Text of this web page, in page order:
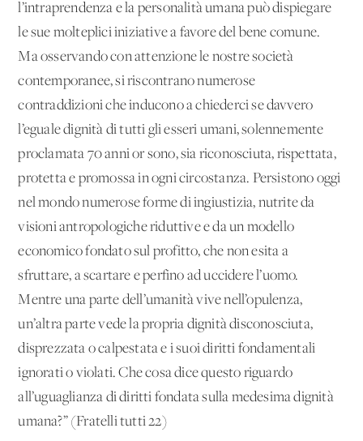
l’intraprendenza e la personalità umana può dispiegare
le sue molteplici iniziative a favore del bene comune.
Ma osservando con attenzione le nostre società
contemporanee, si riscontrano numerose
contraddizioni che inducono a chiederci se davvero
l’eguale dignità di tutti gli esseri umani, solennemente
proclamata 70 anni or sono, sia riconosciuta, rispettata,
protetta e promossa in ogni circostanza. Persistono oggi
nel mondo numerose forme di ingiustizia, nutrite da
visioni antropologiche riduttive e da un modello
economico fondato sul profitto, che non esita a
sfruttare, a scartare e perfino ad uccidere l’uomo.
Mentre una parte dell’umanità vive nell’opulenza,
un’altra parte vede la propria dignità disconosciuta,
disprezzata o calpestata e i suoi diritti fondamentali
ignorati o violati. Che cosa dice questo riguardo
all’uguaglianza di diritti fondata sulla medesima dignità
umana?” (Fratelli tutti 22)